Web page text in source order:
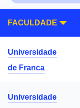
FACULDADE
Universidade
de Franca
Universidade